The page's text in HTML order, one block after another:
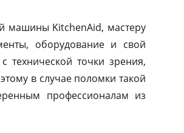
машины KitchenAid, мастеру
оборудование и свой
технической точки зрения,
в случае поломки такой
профессионалам из